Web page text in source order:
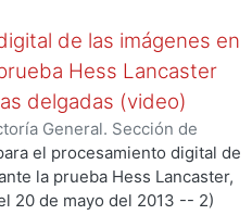
por la norma mexicana
de acuerdo con lo
de Ingreso, Promoción
de las imágenes en
Hess Lancaster
delgadas (video)
General. Sección de
Rodrigo;Barrales
Meliton Ezequiel
el procesamiento digital de
la prueba Hess Lancaster,
20 de mayo del 2013 -- 2)